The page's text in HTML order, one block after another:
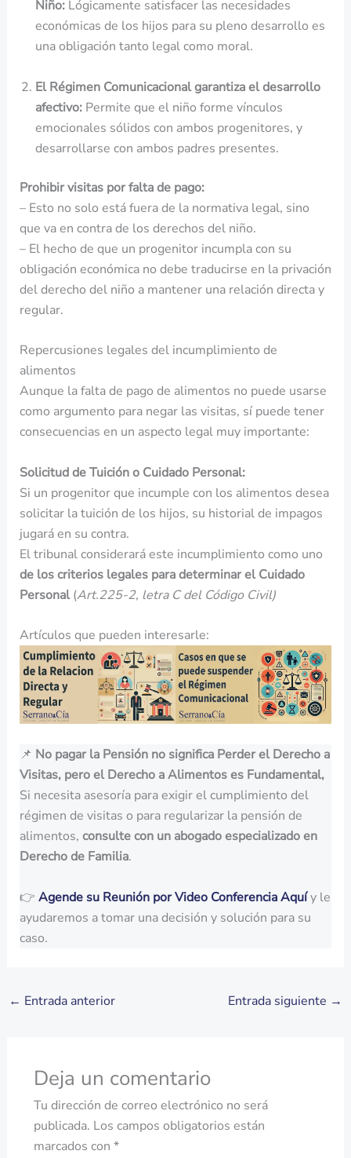
Niño:Lógicamente satisfacer las necesidades
económicas de los hijos para su pleno desarrollo es
una obligación tanto legal como moral.
El Régimen Comunicacional garantiza el desarrollo
afectivo:Permite que el niño forme vínculos
emocionales sólidos con ambos progenitores, y
desarrollarse con ambos padres presentes.
Prohibir visitas por falta de pago:
– Esto no solo está fuera de la normativa legal, sino
que va en contra de los derechos del niño.
– El hecho de que un progenitor incumpla con su
obligación económica no debe traducirse en la privación
del derecho del niño a mantener una relación directa y
regular.
Repercusiones legales del incumplimiento de
alimentos
Aunque la falta de pago de alimentos no puede usarse
como argumento para negar las visitas, sí puede tener
consecuencias en un aspecto legal muy importante:
Solicitud de Tuición o Cuidado Personal:
Si un progenitor que incumple con los alimentos desea
solicitar la tuición de los hijos, su historial de impagos
jugará en su contra.
El tribunal considerará este incumplimiento como uno
de los criterios legales para determinar el Cuidado
Personal(Art.225-2, letra C del Código Civil)
Artículos que pueden interesarle:
📌 No pagar la Pensión no significa Perder el Derecho a
Visitas, pero el Derecho a Alimentos es Fundamental,
Si necesita asesoría para exigir el cumplimiento del
régimen de visitas o para regularizar la pensión de
alimentos, consulte con un abogado especializado en
Derecho de Familia.
👉 Agende su Reunión por Video Conferencia Aquíy le
ayudaremos a tomar una decisión y solución para su
caso.
← Entrada anterior Entrada siguiente →
Deja un comentario
Tu dirección de correo electrónico no será
publicada. Los campos obligatorios están
marcados con *